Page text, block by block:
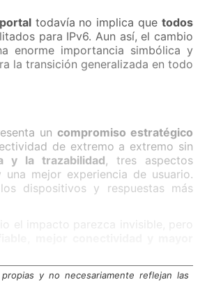
todavía no implica quetodos
para IPv6. Aun así, el cambio
enorme importancia simbólica y
la transición generalizada en todo
un compromiso estratégico
de extremo a extremo sin
y la trazabilidad, tres aspectos
mejor experiencia de usuario.
dispositivos y respuestas más
el impacto parezca invisible, pero
y no necesariamente reflejan las